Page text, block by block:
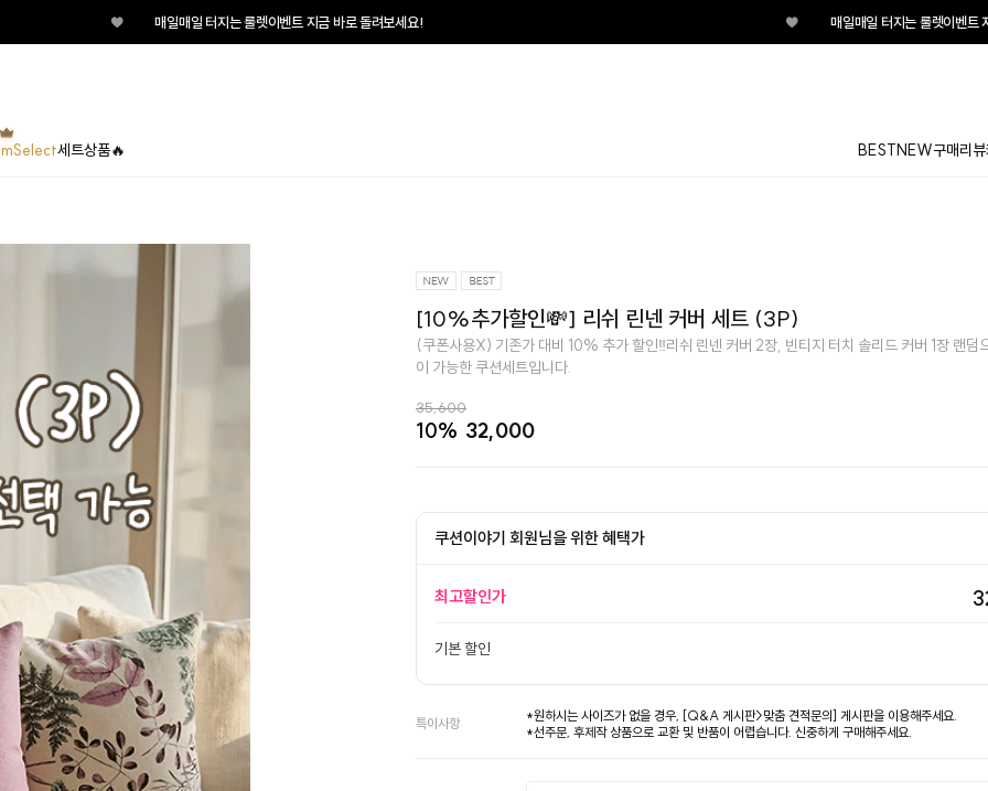
♥ 매일매일 터지는 룰렛이벤트 지금 바로 돌려보세요! ♥ 매일매일 터지는 룰렛이벤트
세트상품🔥 BESTNEW구매리뷰
[10%추가할인💸] 리쉬 린넨 커버 세트 (3P)
(쿠폰사용X) 기존가 대비 10% 추가 할인‼️리쉬 린넨 커버 2장, 빈티지 터치 솔리드 커버 1장 랜덤
이 가능한 쿠션세트입니다.
35,600
10% 32,000
쿠션이야기 회원님을 위한 혜택가
최고할인가
기본 할인
특이사항
*원하시는 사이즈가 없을 경우, [Q&A 게시판>맞춤 견적문의] 게시판을 이용해주세요.
*선주문, 후제작 상품으로 교환 및 반품이 어렵습니다. 신중하게 구매해주세요.